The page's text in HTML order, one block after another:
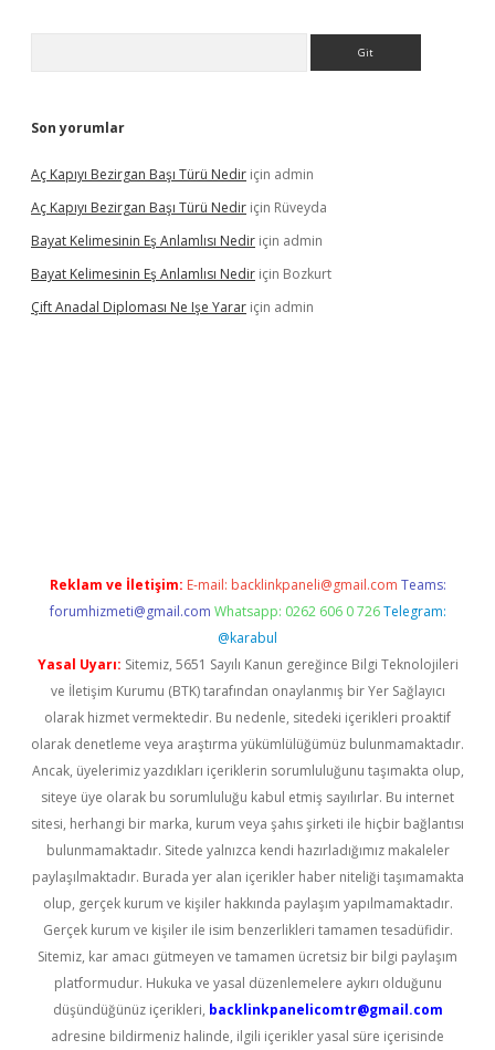
Son yorumlar
Aç Kapıyı Bezirgan Başı Türü Nedir için admin
Aç Kapıyı Bezirgan Başı Türü Nedir için Rüveyda
Bayat Kelimesinin Eş Anlamlısı Nedir için admin
Bayat Kelimesinin Eş Anlamlısı Nedir için Bozkurt
Çift Anadal Diploması Ne Işe Yarar için admin
Reklam ve İletişim: E-mail: backlinkpaneli@gmail.com Teams:
forumhizmeti@gmail.com Whatsapp: 0262 606 0 726 Telegram:
@karabul
Yasal Uyarı: Sitemiz, 5651 Sayılı Kanun gereğince Bilgi Teknolojileri
ve İletişim Kurumu (BTK) tarafından onaylanmış bir Yer Sağlayıcı
olarak hizmet vermektedir. Bu nedenle, sitedeki içerikleri proaktif
olarak denetleme veya araştırma yükümlülüğümüz bulunmamaktadır.
Ancak, üyelerimiz yazdıkları içeriklerin sorumluluğunu taşımakta olup,
siteye üye olarak bu sorumluluğu kabul etmiş sayılırlar. Bu internet
sitesi, herhangi bir marka, kurum veya şahıs şirketi ile hiçbir bağlantısı
bulunmamaktadır. Sitede yalnızca kendi hazırladığımız makaleler
paylaşılmaktadır. Burada yer alan içerikler haber niteliği taşımamakta
olup, gerçek kurum ve kişiler hakkında paylaşım yapılmamaktadır.
Gerçek kurum ve kişiler ile isim benzerlikleri tamamen tesadüfidir.
Sitemiz, kar amacı gütmeyen ve tamamen ücretsiz bir bilgi paylaşım
platformudur. Hukuka ve yasal düzenlemelere aykırı olduğunu
düşündüğünüz içerikleri, backlinkpanelicomtr@gmail.com
adresine bildirmeniz halinde, ilgili içerikler yasal süre içerisinde